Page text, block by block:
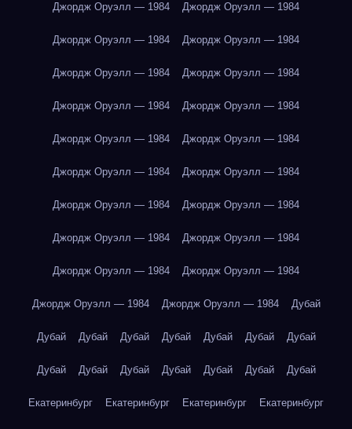
Джордж Оруэлл — 1984 Джордж Оруэлл — 1984
Джордж Оруэлл — 1984 Джордж Оруэлл — 1984
Джордж Оруэлл — 1984 Джордж Оруэлл — 1984
Джордж Оруэлл — 1984 Джордж Оруэлл — 1984
Джордж Оруэлл — 1984 Джордж Оруэлл — 1984
Джордж Оруэлл — 1984 Джордж Оруэлл — 1984
Джордж Оруэлл — 1984 Джордж Оруэлл — 1984
Джордж Оруэлл — 1984 Джордж Оруэлл — 1984
Джордж Оруэлл — 1984 Джордж Оруэлл — 1984
Джордж Оруэлл — 1984 Джордж Оруэлл — 1984 Дубай
Дубай Дубай Дубай Дубай Дубай Дубай Дубай
Дубай Дубай Дубай Дубай Дубай Дубай Дубай
Екатеринбург Екатеринбург Екатеринбург Екатеринбург